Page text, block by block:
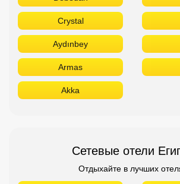
Crystal
Aydınbey
Armas
Akka
Сетевые отели
Отдыхайте в лучших